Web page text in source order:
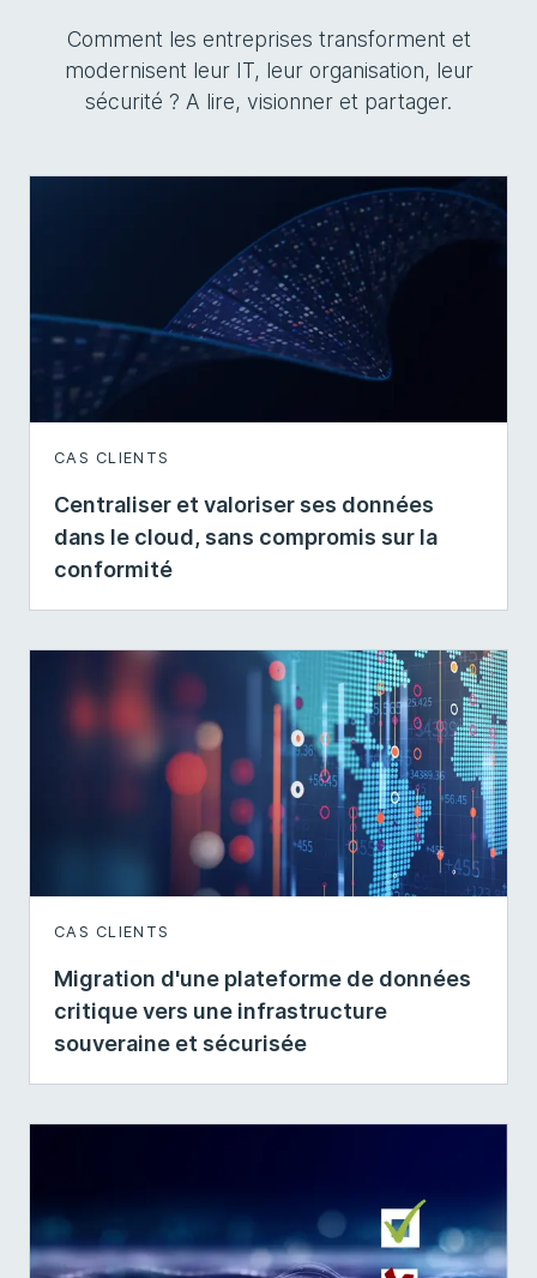
Comment les entreprises transforment et
modernisent leur IT, leur organisation, leur
sécurité ? A lire, visionner et partager.
CAS CLIENTS
Centraliser et valoriser ses données
dans le cloud, sans compromis sur la
conformité
CAS CLIENTS
Migration d'une plateforme de données
critique vers une infrastructure
souveraine et sécurisée